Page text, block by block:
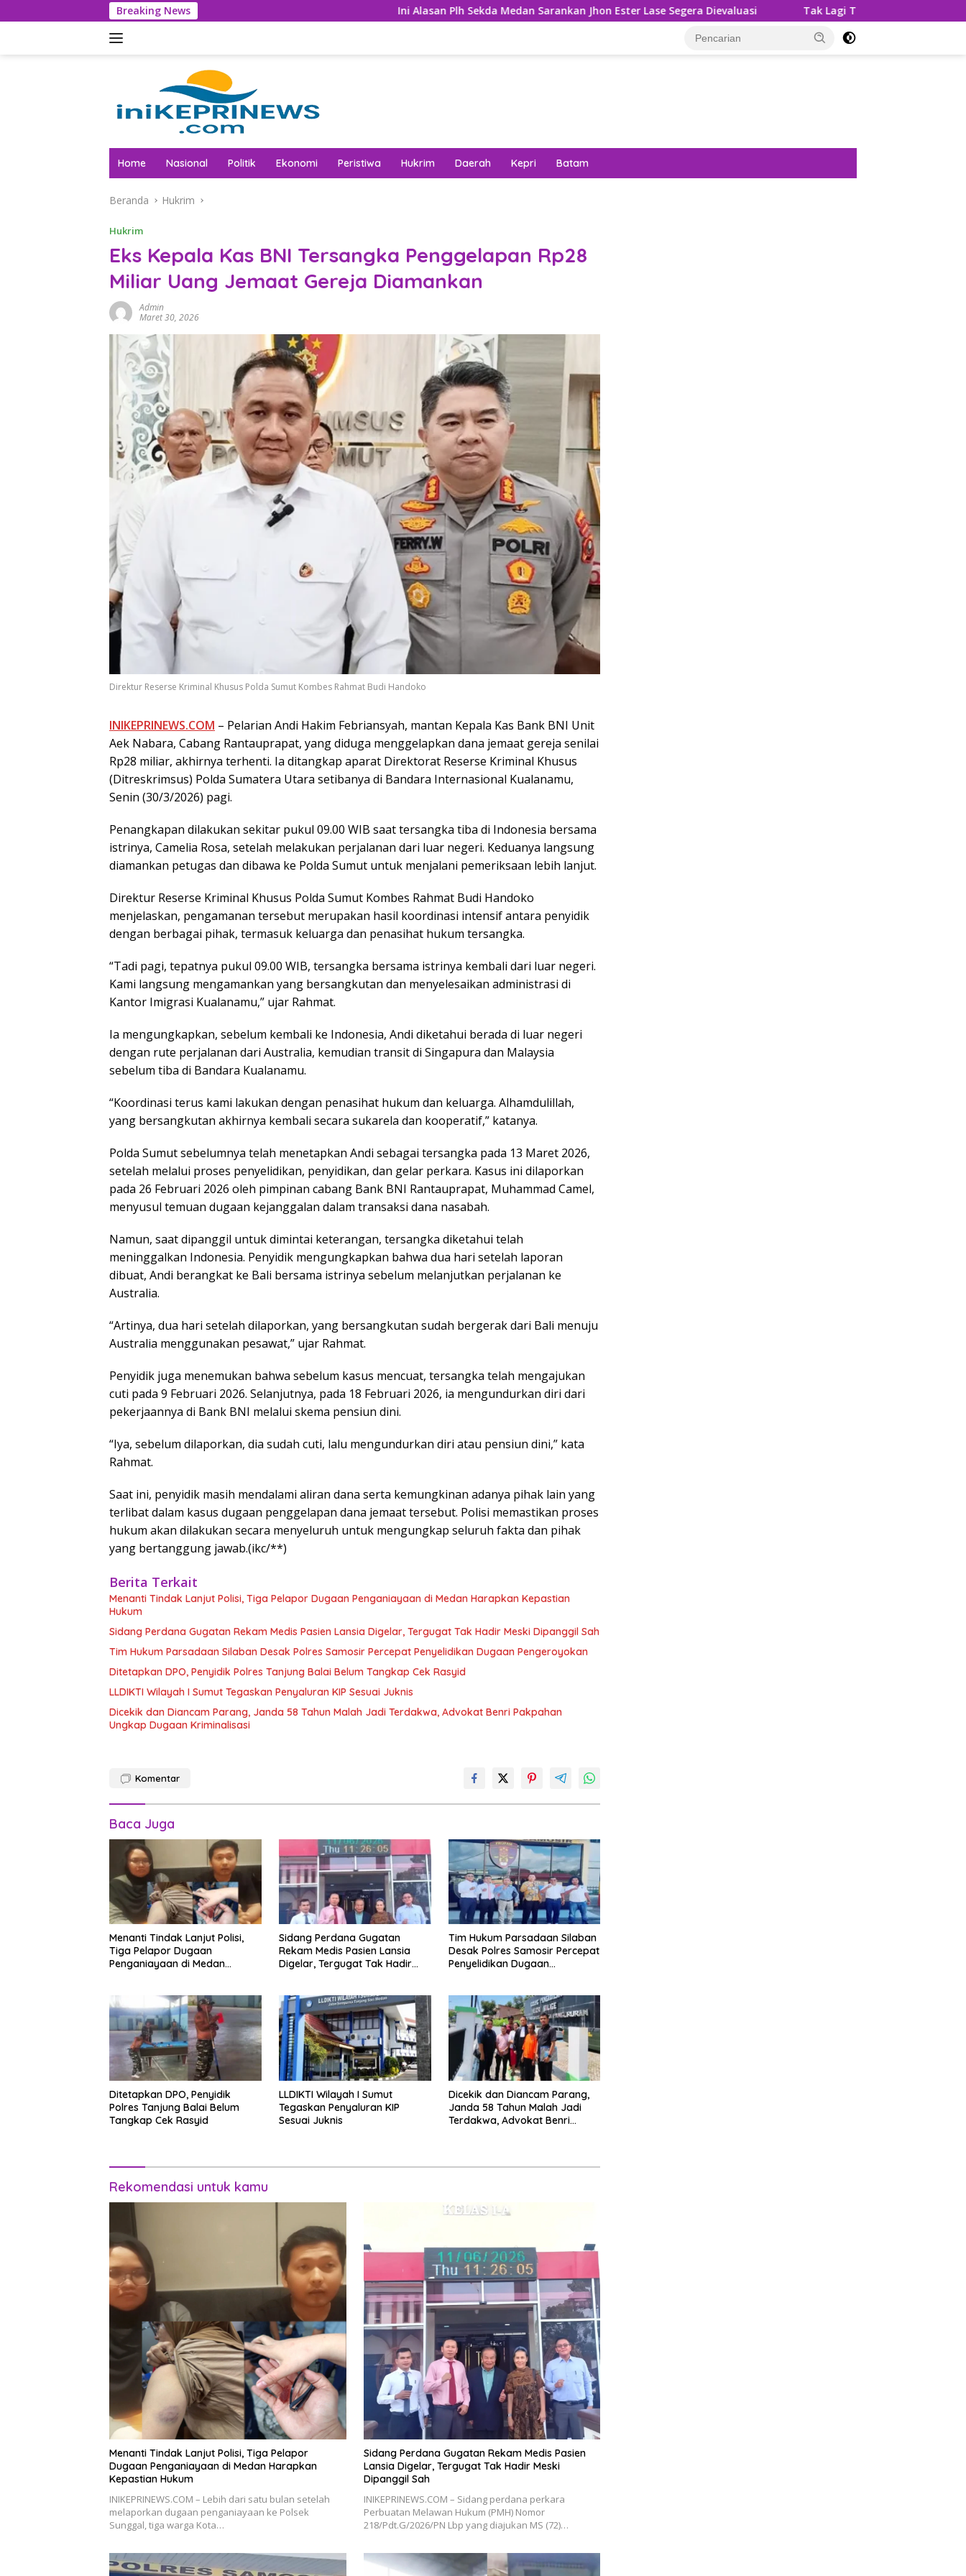
ke
Breaking News Ini Alasan Plh Sekda Medan Sarankan Jhon Ester Lase Segera Dievaluasi Tak Lagi Tunggu Laporan, Dinas SDABMBK Medan
Home Nasional Politik Ekonomi Peristiwa Hukrim Daerah Kepri Batam
Beranda Hukrim
Hukrim
Eks Kepala Kas BNI Tersangka Penggelapan Rp28
Miliar Uang Jemaat Gereja Diamankan
Admin
Maret 30, 2026
Direktur Reserse Kriminal Khusus Polda Sumut Kombes Rahmat Budi Handoko
INIKEPRINEWS.COM – Pelarian Andi Hakim Febriansyah, mantan Kepala Kas Bank BNI Unit
Aek Nabara, Cabang Rantauprapat, yang diduga menggelapkan dana jemaat gereja senilai
Rp28 miliar, akhirnya terhenti. Ia ditangkap aparat Direktorat Reserse Kriminal Khusus
(Ditreskrimsus) Polda Sumatera Utara setibanya di Bandara Internasional Kualanamu,
Senin (30/3/2026) pagi.
Penangkapan dilakukan sekitar pukul 09.00 WIB saat tersangka tiba di Indonesia bersama
istrinya, Camelia Rosa, setelah melakukan perjalanan dari luar negeri. Keduanya langsung
diamankan petugas dan dibawa ke Polda Sumut untuk menjalani pemeriksaan lebih lanjut.
Direktur Reserse Kriminal Khusus Polda Sumut Kombes Rahmat Budi Handoko
menjelaskan, pengamanan tersebut merupakan hasil koordinasi intensif antara penyidik
dengan berbagai pihak, termasuk keluarga dan penasihat hukum tersangka.
“Tadi pagi, tepatnya pukul 09.00 WIB, tersangka bersama istrinya kembali dari luar negeri.
Kami langsung mengamankan yang bersangkutan dan menyelesaikan administrasi di
Kantor Imigrasi Kualanamu,” ujar Rahmat.
Ia mengungkapkan, sebelum kembali ke Indonesia, Andi diketahui berada di luar negeri
dengan rute perjalanan dari Australia, kemudian transit di Singapura dan Malaysia
sebelum tiba di Bandara Kualanamu.
“Koordinasi terus kami lakukan dengan penasihat hukum dan keluarga. Alhamdulillah,
yang bersangkutan akhirnya kembali secara sukarela dan kooperatif,” katanya.
Polda Sumut sebelumnya telah menetapkan Andi sebagai tersangka pada 13 Maret 2026,
setelah melalui proses penyelidikan, penyidikan, dan gelar perkara. Kasus ini dilaporkan
pada 26 Februari 2026 oleh pimpinan cabang Bank BNI Rantauprapat, Muhammad Camel,
menyusul temuan dugaan kejanggalan dalam transaksi dana nasabah.
Namun, saat dipanggil untuk dimintai keterangan, tersangka diketahui telah
meninggalkan Indonesia. Penyidik mengungkapkan bahwa dua hari setelah laporan
dibuat, Andi berangkat ke Bali bersama istrinya sebelum melanjutkan perjalanan ke
Australia.
“Artinya, dua hari setelah dilaporkan, yang bersangkutan sudah bergerak dari Bali menuju
Australia menggunakan pesawat,” ujar Rahmat.
Penyidik juga menemukan bahwa sebelum kasus mencuat, tersangka telah mengajukan
cuti pada 9 Februari 2026. Selanjutnya, pada 18 Februari 2026, ia mengundurkan diri dari
pekerjaannya di Bank BNI melalui skema pensiun dini.
“Iya, sebelum dilaporkan, dia sudah cuti, lalu mengundurkan diri atau pensiun dini,” kata
Rahmat.
Saat ini, penyidik masih mendalami aliran dana serta kemungkinan adanya pihak lain yang
terlibat dalam kasus dugaan penggelapan dana jemaat tersebut. Polisi memastikan proses
hukum akan dilakukan secara menyeluruh untuk mengungkap seluruh fakta dan pihak
yang bertanggung jawab.(ikc/**)
Berita Terkait
Menanti Tindak Lanjut Polisi, Tiga Pelapor Dugaan Penganiayaan di Medan Harapkan Kepastian
Hukum
Sidang Perdana Gugatan Rekam Medis Pasien Lansia Digelar, Tergugat Tak Hadir Meski Dipanggil Sah
Tim Hukum Parsadaan Silaban Desak Polres Samosir Percepat Penyelidikan Dugaan Pengeroyokan
Ditetapkan DPO, Penyidik Polres Tanjung Balai Belum Tangkap Cek Rasyid
LLDIKTI Wilayah I Sumut Tegaskan Penyaluran KIP Sesuai Juknis
Dicekik dan Diancam Parang, Janda 58 Tahun Malah Jadi Terdakwa, Advokat Benri Pakpahan
Ungkap Dugaan Kriminalisasi
Komentar
Baca Juga
Menanti Tindak Lanjut Polisi,
Tiga Pelapor Dugaan
Penganiayaan di Medan
Sidang Perdana Gugatan
Rekam Medis Pasien Lansia
Digelar, Tergugat Tak Hadir
Tim Hukum Parsadaan Silaban
Desak Polres Samosir Percepat
Penyelidikan Dugaan
Ditetapkan DPO, Penyidik
Polres Tanjung Balai Belum
Tangkap Cek Rasyid
LLDIKTI Wilayah I Sumut
Tegaskan Penyaluran KIP
Sesuai Juknis
Dicekik dan Diancam Parang,
Janda 58 Tahun Malah Jadi
Terdakwa, Advokat Benri
Rekomendasi untuk kamu
Menanti Tindak Lanjut Polisi, Tiga Pelapor
Dugaan Penganiayaan di Medan Harapkan
Kepastian Hukum
INIKEPRINEWS.COM – Lebih dari satu bulan setelah
melaporkan dugaan penganiayaan ke Polsek
Sunggal, tiga warga Kota…
Sidang Perdana Gugatan Rekam Medis Pasien
Lansia Digelar, Tergugat Tak Hadir Meski
Dipanggil Sah
INIKEPRINEWS.COM – Sidang perdana perkara
Perbuatan Melawan Hukum (PMH) Nomor
218/Pdt.G/2026/PN Lbp yang diajukan MS (72)…